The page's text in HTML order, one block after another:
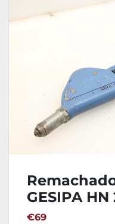
GESIPA HN
€69